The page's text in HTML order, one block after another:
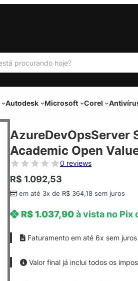
Autodesk Microsoft Corel
AzureDevOpsServer
Academic Open
0 reviews
R$ 1.092,53
em até 3x de R$ 364,18 sem juros
R$1.037,90à vista no Pix
Faturamento em até 6x sem
Valor final já inclui todos os